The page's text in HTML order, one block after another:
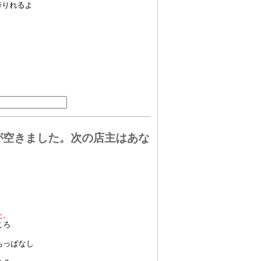
れるよ
きました。次の店主はあな
ろ
っぱなし